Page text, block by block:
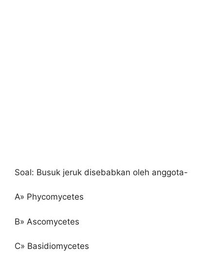
Soal: Busuk jeruk disebabkan oleh anggota-
A» Phycomycetes
B» Ascomycetes
C» Basidiomycetes